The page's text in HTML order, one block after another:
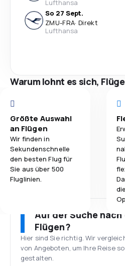
Lufthansa
So 27 Sept.
ZMU-FRA· Direkt
Lufthansa
Warum lohnt es sich,
Größte Auswahl
an Flügen
Wir finden in
Sekundenschnelle
den besten Flug für
Sie aus über 500
Fluglinien.
Auf der Suche
Flügen?
Hier sind Sie richtig. Wir
von Angeboten, um Ihre Reise
gestalten.